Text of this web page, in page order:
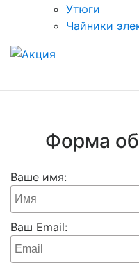
Утюги
Чайники
Форма
Ваше имя:
Ваш Email: